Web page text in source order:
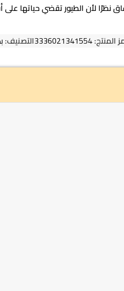
نظرًا لأن الطيور تقضي حياتها على
المنتج:3336021341554التصنيف: